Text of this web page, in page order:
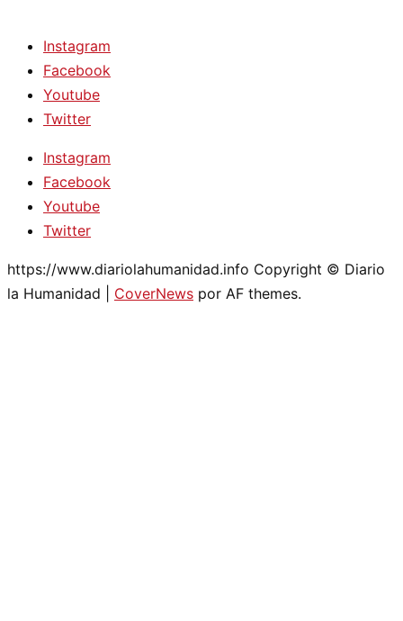
Instagram
Facebook
Youtube
Twitter
Instagram
Facebook
Youtube
Twitter
https://www.diariolahumanidad.info Copyright © Diario
la Humanidad
CoverNews por AF themes.